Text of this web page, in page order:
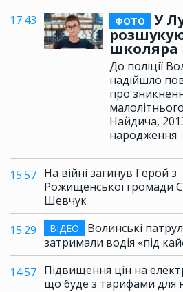
17:43 ФОТО
У
школяра
До поліції
надійшло
про
Найдича,
народження
15:57 На війні загинув Герой з
Рожищенської громади
Шевчук
15:29
ВІДЕО
Волинські
затримали водія «під
14:57 Підвищення цін на
що буде з тарифами для